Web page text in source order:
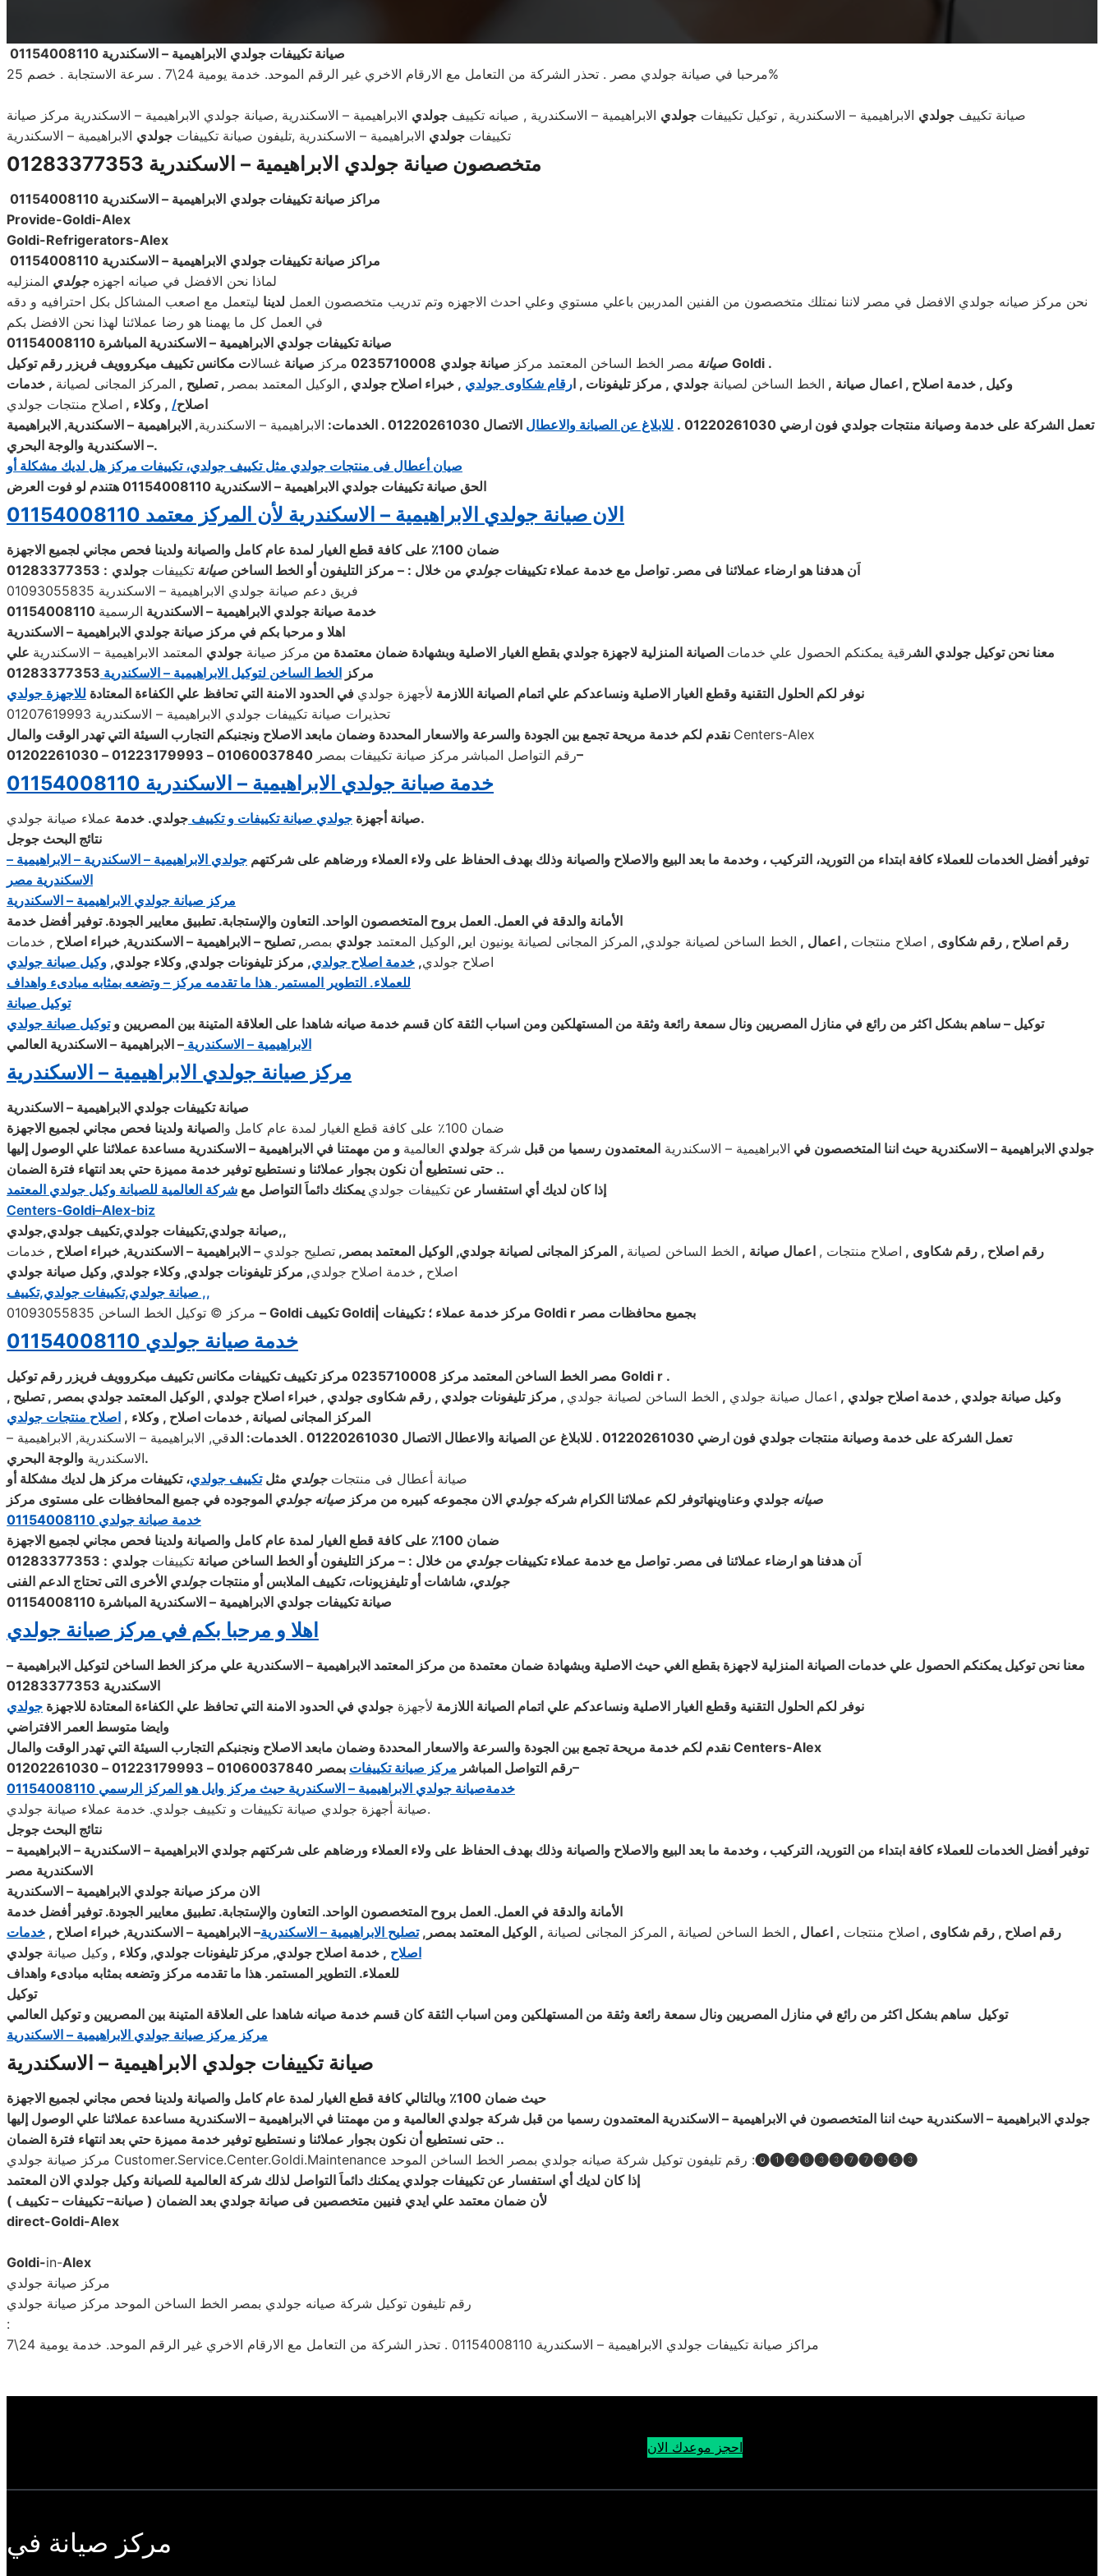
صيانة تكييفات جولدي الابراهيمية – الاسكندرية 01154008110
مرحبا في صيانة جولدي مصر . تحذر الشركة من التعامل مع الارقام الاخري غير الرقم الموحد. خدمة يومية 24\7 . سرعة الاستجابة . خصم 25%
صيانة تكييف جولدي الابراهيمية – الاسكندرية , توكيل تكييفات جولدي الابراهيمية – الاسكندرية , صيانه تكييف جولدي الابراهيمية – الاسكندرية ,صيانة جولدي الابراهيمية – الاسكندرية مركز صيانة
تكييفات جولدي الابراهيمية – الاسكندرية ,تليفون صيانة تكييفات جولدي الابراهيمية – الاسكندرية
متخصصون صيانة جولدي الابراهيمية – الاسكندرية
مراكز صيانة تكييفات جولدي الابراهيمية – الاسكندرية 01154008110
Provide-Goldi-Alex
Goldi-Refrigerators-Alex
مراكز صيانة تكييفات جولدي الابراهيمية – الاسكندرية 01154008110
لماذا نحن الافضل في صيانه اجهزهجولدي المنزليه
نحن مركز صيانه جولدي الافضل في مصر لاننا نمتلك متخصصون من الفنين المدربين باعلي مستوي وعلي احدث الاجهزه وتم تدريب متخصصون العمل لدينا ليتعمل مع اصعب المشاكل بكل احترافيه و دقه
في العمل كل ما يهمنا هو رضا عملائنا لهذا نحن الافضل بكم
صيانة تكييفات جولدي الابراهيمية – الاسكندرية المباشرة 01154008110
صيانة مصر الخط الساخن المعتمد مركز صيانة جولدي 0235710008 مركز صيانة غسالات مكانس تكييف ميكروويف فريزر رقم توكيل
Goldi .
وكيل , خدمة اصلاح , اعمال صيانة , الخط الساخن لصيانة جولدي , مركز تليفونات , ارقام شكاوى جولدي , خبراء اصلاح جولدي , الوكيل المعتمد بمصر , تصليح , المركز المجانى لصيانة , خدمات
اصلاح/ , وكلاء , اصلاح منتجات جولدي
تعمل الشركة على خدمة وصيانة منتجات جولدي فون ارضي 01220261030
. للابلاغ عن الصيانة والاعطال الاتصال 01220261030 . الخدمات: الابراهيمية – الاسكندرية, الابراهيمية – الاسكندرية, الابراهيمية
– الاسكندرية والوجة البحري.
صيان أعطال فى منتجات جولدي مثل تكييف جولدي، تكييفات مركز هل لديك مشكلة أو
الحق صيانة تكييفات جولدي الابراهيمية – الاسكندرية 01154008110 هتندم لو فوت العرض
الان صيانة جولدي الابراهيمية – الاسكندرية لأن المركز معتمد 01154008110
ضمان 100٪ على كافة قطع الغيار لمدة عام كامل والصيانة ولدينا فحص مجاني لجميع الاجهزة
اَن هدفنا هو ارضاء عملائنا فى مصر. تواصل مع خدمة عملاء تكييفات جولدي من خلال : – مركز التليفون أو الخط الساخن صيانة تكييفات جولدي : 01283377353
فريق دعم صيانة جولدي الابراهيمية – الاسكندرية 01093055835
خدمة صيانة جولدي الابراهيمية – الاسكندرية الرسمية
اهلا و مرحبا بكم في مركز صيانة جولدي الابراهيمية – الاسكندرية
معنا نحن توكيل جولدي الشرقية يمكنكم الحصول علي خدمات الصيانة المنزلية لاجهزة جولدي بقطع الغيار الاصلية وبشهادة ضمان معتمدة من مركز صيانة جولدي المعتمد الابراهيمية – الاسكندرية علي
مركز الخط الساخن لتوكيل الابراهيمية – الاسكندرية 01283377353
نوفر لكم الحلول التقنية وقطع الغيار الاصلية ونساعدكم علي اتمام الصيانة اللازمة لأجهزة جولدي في الحدود الامنة التي تحافظ علي الكفاءة المعتادة للاجهزة جولدي
تحذيرات صيانة تكييفات جولدي الابراهيمية – الاسكندرية 01207619993
نقدم لكم خدمة مريحة تجمع بين الجودة والسرعة والاسعار المحددة وضمان مابعد الاصلاح ونجنبكم التجارب السيئة التي تهدر الوقت والمال Centers-Alex
رقم التواصل المباشر مركز صيانة تكييفات بمصر 01060037840 – 01223179993 – 01202261030–
خدمة صيانة جولدي الابراهيمية – الاسكندرية 01154008110
صيانة أجهزة جولدي صيانة تكييفات و تكييف جولدي. خدمة عملاء صيانة جولدي
.
نتائج البحث جوجل
توفير أفضل الخدمات للعملاء كافة ابتداء من التوريد، التركيب ، وخدمة ما بعد البيع والاصلاح والصيانة وذلك بهدف الحفاظ على ولاء العملاء ورضاهم على شركتهم جولدي الابراهيمية – الاسكندرية – الابراهيمية –
الاسكندرية مصر
مركز صيانة جولدي الابراهيمية – الاسكندرية
الأمانة والدقة في العمل. العمل بروح المتخصصون الواحد. التعاون والإستجابة. تطبيق معايير الجودة. توفير أفضل خدمة
رقم اصلاح , رقم شكاوى , اصلاح منتجات , اعمال , الخط الساخن لصيانة جولدي, المركز المجانى لصيانة يونيون اير , الوكيل المعتمد جولدي بمصر , تصليح – الابراهيمية – الاسكندرية, خبراء اصلاح , خدمات
اصلاح جولدي, خدمة اصلاح جولدي, مركز تليفونات جولدي, وكلاء جولدي, وكيل صيانة جولدي
للعملاء. التطوير المستمر. هذا ما تقدمه مركز – وتضعه بمثابه مبادىء واهداف
توكيل صيانة
توكيل – ساهم بشكل اكثر من رائع في منازل المصريين ونال سمعة رائعة وثقة من المستهلكين ومن اسباب الثقة كان قسم خدمة صيانه شاهدا على العلاقة المتينة بين المصريين و توكيل صيانة جولدي
الابراهيمية – الاسكندرية – الابراهيمية – الاسكندرية العالمي
مركز صيانة جولدي الابراهيمية – الاسكندرية
صيانة تكييفات جولدي الابراهيمية – الاسكندرية
ضمان 100٪ على كافة قطع الغيار لمدة عام كامل وا
لصيانة ولدينا فحص مجاني لجميع الاجهزة
جولدي الابراهيمية – الاسكندرية حيث اننا المتخصصون في الابراهيمية – الاسكندرية المعتمدون رسميا من قبل شركة جولدي العالمية و من مهمتنا في الابراهيمية – الاسكندرية مساعدة عملائنا علي الوصول إليها
حتى نستطيع أن نكون بجوار عملائنا و نستطيع توفير خدمة مميزة حتي بعد انتهاء فترة الضمان ..
إذا كان لديك أي استفسار عن تكييفات جولدي يمكنك دائماَ التواصل مع شركة العالمية للصيانة وكيل جولدي المعتمد
Centers-Goldi–Alex-biz
صيانة جولدي,تكييفات جولدي,تكييف جولدي,جولدي,,
رقم اصلاح , رقم شكاوى , اصلاح منتجات , اعمال صيانة , الخط الساخن لصيانة , المركز المجانى لصيانة جولدي, الوكيل المعتمد بمصر, تصليح جولدي – الابراهيمية – الاسكندرية, خبراء اصلاح , خدمات
اصلاح , خدمة اصلاح جولدي, مركز تليفونات جولدي, وكلاء جولدي, وكيل صيانة جولدي
صيانة جولدي,تكييفات جولدي
,تكييف ,,
– Goldi تكييف Goldi| مركز خدمة عملاء ؛ تكييفات Goldi r بجميع محافظات مصر
خدمة صيانة جولدي 01154008110
مصر الخط الساخن المعتمد مركز 0235710008 مركز تكييف تكييفات مكانس تكييف ميكروويف فريزر رقم توكيل Goldi r .
وكيل صيانة جولدي , خدمة اصلاح جولدي , اعمال صيانة جولدي , الخط الساخن لصيانة جولدي , مركز تليفونات جولدي , رقم شكاوى جولدي , خبراء اصلاح جولدي , الوكيل المعتمد جولدي بمصر , تصليح ,
المركز المجانى لصيانة , خدمات اصلاح , وكلاء , اصلاح منتجات جولدي
تعمل الشركة على خدمة وصيانة منتجات جولدي فون ارضي 01220261030 . للابلاغ عن الصيانة والاعطال الاتصال 01220261030 . الخدمات: الد
قي, الابراهيمية – الاسكندرية, الابراهيمية –
الاسكندرية والوجة البحري
.
صيانة أعطال فى منتجاتجولدي مثل تكييف جولدي، تكييفات مركز هل لديك مشكلة أو
صيانه جولدي وعناوينهاتوفر لكم عملائنا الكرام شركه جولدي الان مجموعه كبيره من مركز صيانه جولدي الموجوده في جميع المحافظات على مستوى مركز
خدمة صيانة جولدي 01154008110
ضمان 100٪ على كافة قطع الغيار لمدة عام كامل والصيانة ولدينا فحص مجاني لجميع الاجهزة
اَن هدفنا هو ارضاء عملائنا فى مصر. تواصل مع خدمة عملاء تكييفات جولدي من خلال : – مركز التليفون أو الخط الساخن صيانة تكييفات جولدي : 01283377353
جولدي، شاشات أو تليفزيونات، تكييف الملابس أو منتجات جولدي الأخرى التى تحتاج الدعم الفنى
صيانة تكييفات جولدي الابراهيمية – الاسكندرية المباشرة 01154008110
اهلا و مرحبا بكم في مركز صيانة جولدي
معنا نحن توكيل يمكنكم الحصول علي خدمات الصيانة المنزلية لاجهزة بقطع الغي حيث الاصلية وبشهادة ضمان معتمدة من مركز المعتمد الابراهيمية – الاسكندرية علي مركز الخط الساخن لتوكيل الابراهيمية –
الاسكندرية 01283377353
نوفر لكم الحلول التقنية وقطع الغيار الاصلية ونساعدكم علي اتمام الصيانة اللازمة لأجهزة جولدي في الحدود الامنة التي تحافظ علي الكفاءة المعتادة للاجهزة جولدي
وايضا متوسط العمر الافتراضي
نقدم لكم خدمة مريحة تجمع بين الجودة والسرعة والاسعار المحددة وضمان مابعد الاصلاح ونجنبكم التجارب السيئة التي تهدر الوقت والمال Centers-Alex
رقم التواصل المباشر مركز صيانة تكييفات
بمصر 01060037840 – 01223179993 – 01202261030–
خدمةصيانة جولدي الابراهيمية – الاسكندرية حيث مركز وايل هو المركز الرسمي 01154008110
صيانة أجهزة جولدي صيانة تكييفات و تكييف جولدي. خدمة عملاء صيانة جولدي.
نتائج البحث جوجل
توفير أفضل الخدمات للعملاء كافة ابتداء من التوريد، التركيب ، وخدمة ما بعد البيع والاصلاح والصيانة وذلك بهدف الحفاظ على ولاء العملاء ورضاهم على شركتهم جولدي الابراهيمية – الاسكندرية – الابراهيمية –
الاسكندرية مصر
الان مركز صيانة جولدي الابراهيمية – الاسكندرية
الأمانة والدقة في العمل. العمل بروح المتخصصون الواحد. التعاون والإستجابة. تطبيق معايير الجودة. توفير أفضل خدمة
رقم اصلاح , رقم شكاوى , اصلاح منتجات , اعمال , الخط الساخن لصيانة , المركز المجانى لصيانة , الوكيل المعتمد بمصر,تصليح الابراهيمية – الاسكندرية– الابراهيمية – الاسكندرية, خبراء اصلاح , خدمات
اصلاح , خدمة اصلاح جولدي, مركز تليفونات جولدي, وكلاء , وكيل صيانة جولدي
للعملاء. التطوير المستمر. هذا ما تقدمه مركز وتضعه بمثابه مبادىء واهداف
توكيل
توكيل ساهم بشكل اكثر من رائع في منازل المصريين ونال سمعة رائعة وثقة من المستهلكين ومن اسباب الثقة كان قسم خدمة صيانه شاهدا على العلاقة المتينة بين المصريين و توكيل العالمي
مركز مركز صيانة جولدي الابراهيمية – الاسكندرية
صيانة تكييفات جولدي الابراهيمية – الاسكندرية
حيث ضمان 100٪ وبالتالي كافة قطع الغيار لمدة عام كامل والصيانة ولدينا فحص مجاني لجميع الاجهزة
جولدي الابراهيمية – الاسكندرية حيث اننا المتخصصون في الابراهيمية – الاسكندرية المعتمدون رسميا من قبل شركة جولدي العالمية و من مهمتنا في الابراهيمية – الاسكندرية مساعدة عملائنا علي الوصول إليها
حتى نستطيع أن نكون بجوار عملائنا و نستطيع توفير خدمة مميزة حتي بعد انتهاء فترة الضمان ..
مركز صيانة جولدي Customer.Service.Center.Goldi.Maintenance رقم تليفون توكيل شركة صيانه جولدي بمصر الخط الساخن الموحد :⓿❶❷❽❸❸❼❼❸❺❸
إذا كان لديك أي استفسار عن تكييفات جولدي يمكنك دائماَ التواصل لذلك شركة العالمية للصيانة وكيل جولدي الان المعتمد
لأن ضمان معتمد علي ايدي فنيين متخصصين فى صيانة جولدي بعد الضمان ( صيانة– تكييفات – تكييف )
direct-Goldi-Alex
Goldi-in-Alex
مركز صيانة جولدي
رقم تليفون توكيل شركة صيانه جولدي بمصر الخط الساخن الموحد مركز صيانة جولدي
:
مراكز صيانة تكييفات جولدي الابراهيمية – الاسكندرية 01154008110 . تحذر الشركة من التعامل مع الارقام الاخري غير الرقم الموحد. خدمة يومية 24\7
احجز موعدك الان
مركز صيانة في